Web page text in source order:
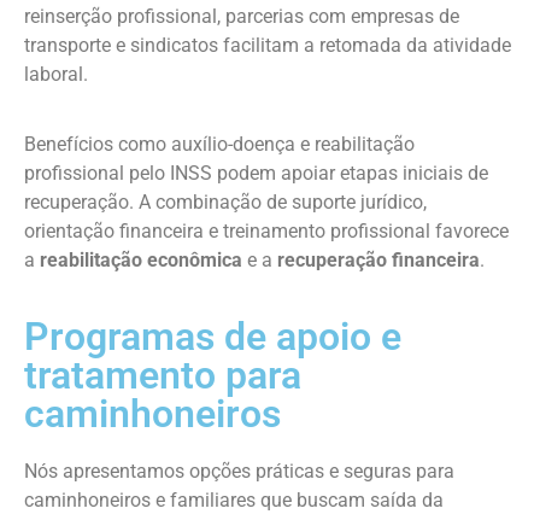
reinserção profissional, parcerias com empresas de
transporte e sindicatos facilitam a retomada da atividade
laboral.
Benefícios como auxílio-doença e reabilitação
profissional pelo INSS podem apoiar etapas iniciais de
recuperação. A combinação de suporte jurídico,
orientação financeira e treinamento profissional favorece
a reabilitação econômica e a recuperação financeira.
Programas de apoio e
tratamento para
caminhoneiros
Nós apresentamos opções práticas e seguras para
caminhoneiros e familiares que buscam saída da